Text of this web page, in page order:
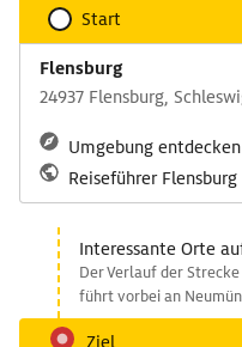
Start
Flensburg
24937 Flensburg,
Umgebung entdecken
Reiseführer Flensburg
Interessante Orte
Der Verlauf der
führt vorbei an
Ziel